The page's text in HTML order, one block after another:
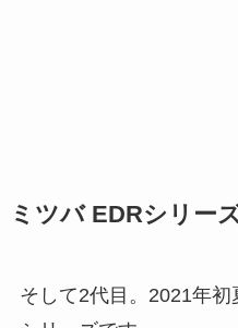
ミツバ EDRシリー
そして2代目。2021年初